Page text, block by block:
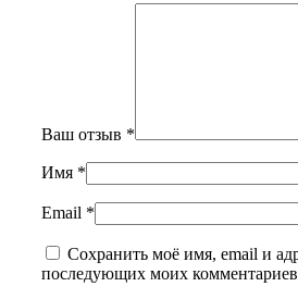
Ваш отзыв *
Имя *
Email *
Сохранить моё имя, email и
последующих моих